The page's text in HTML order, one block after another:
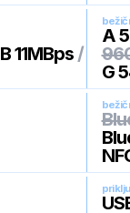
B 11MBps/
A
G